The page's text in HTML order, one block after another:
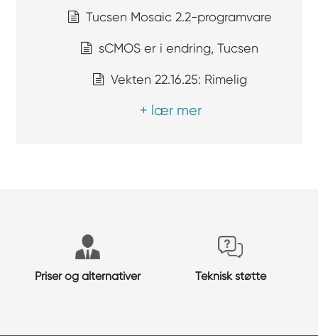
Tucsen Mosaic 2.2-programvare
sCMOS er i endring, Tucsen
Vekten 22.16.25: Rimelig
+ lær mer
Priser og alternativer Teknisk støtte